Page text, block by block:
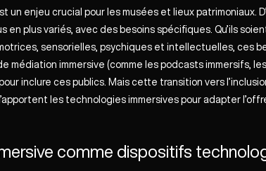
un enjeu crucial pour les musées et lieux patrimoniaux.
en plus variés, avec des besoins spécifiques. Qu’ils
sensorielles, psychiques et intellectuelles, ces
médiation immersive (comme les podcasts immersifs,
inclure ces publics. Mais cette transition vers
les technologies immersives pour adapter
comme dispositifs